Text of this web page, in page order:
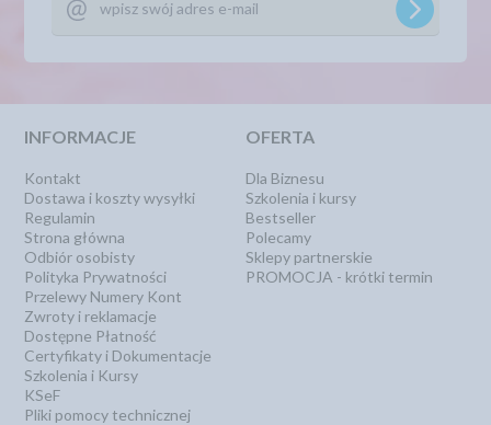
INFORMACJE
Kontakt
Dostawa i koszty wysyłki
Regulamin
Strona główna
Odbiór osobisty
Polityka Prywatności
Przelewy Numery Kont
Zwroty i reklamacje
Dostępne Płatność
Certyfikaty i Dokumentacje
Szkolenia i Kursy
KSeF
Pliki pomocy technicznej
OFERTA
Dla Biznesu
Szkolenia i kursy
Bestseller
Polecamy
Sklepy partnerskie
PROMOCJA - krótki termin